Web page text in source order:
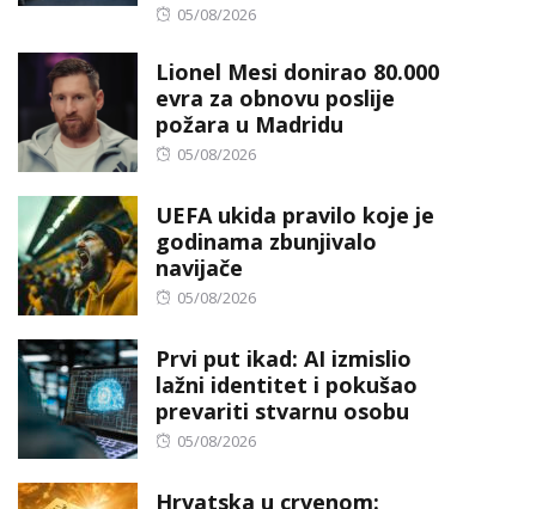
Posted
05/08/2026
Lionel Mesi donirao 80.000
evra za obnovu poslije
požara u Madridu
Posted
05/08/2026
UEFA ukida pravilo koje je
godinama zbunjivalo
navijače
Posted
05/08/2026
Prvi put ikad: AI izmislio
lažni identitet i pokušao
prevariti stvarnu osobu
Posted
05/08/2026
Hrvatska u crvenom: